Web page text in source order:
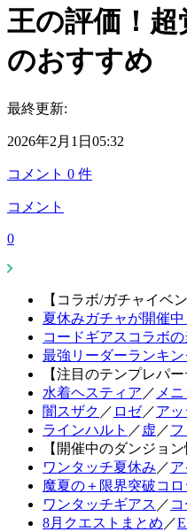
王の評価！
のおすすめ
最終更新:
2026年2月1日05:32
コメント 0 件
コメント
0
【コラボ/ガチャイベ
夏休みガチャが開催
コードギアスコラボ
最強リーダーランキ
【注目のテンプレパー
水着ヘスティア ／ メ
闇スザク ／ ロゼ／アッ
ラインハルト ／ 虚 ／
【開催中のダンジョン
ワンタッチ夏休み ／
魔夏の＋限界突破コロ
ワンタッチギアス ／
8月クエストまとめ ／